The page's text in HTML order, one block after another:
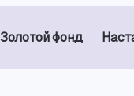
Золотой фонд